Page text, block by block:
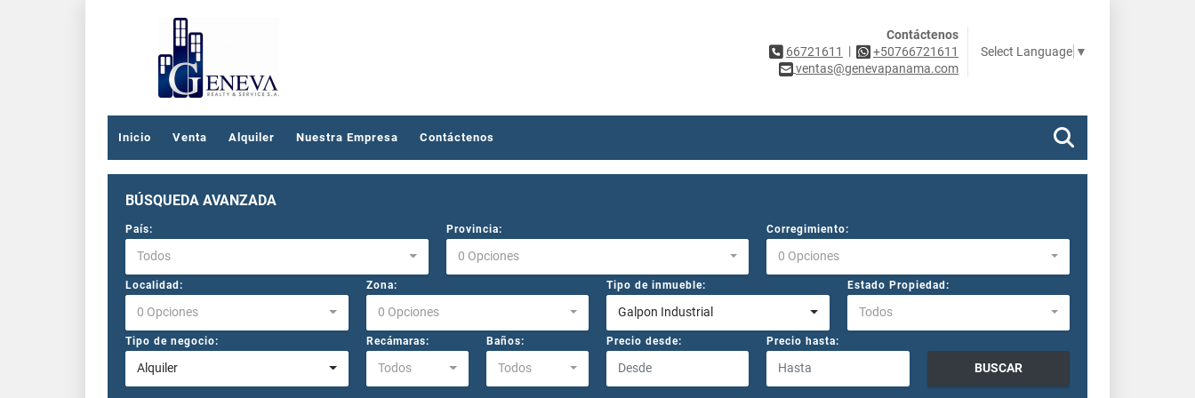
Contáctenos
66721611
|
+50766721611
ventas@genevapanama.com
Select Language ▼
Inicio Venta Alquiler Nuestra Empresa Contáctenos
BÚSQUEDA AVANZADA
País:
Todos
Provincia:
0 Opciones
Corregimiento:
0 Opciones
Localidad:
0 Opciones
Zona:
0 Opciones
Tipo de inmueble:
Galpon Industrial
Estado Propiedad:
Todos
Tipo de negocio:
Alquiler
Recámaras:
Todos
Baños:
Todos
Precio desde: Precio hasta:
BUSCAR